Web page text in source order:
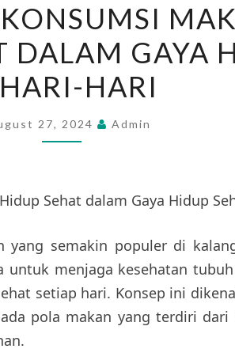
KONSUMSI
MAKANAN
HIDUP
SEHAT
DALAM
GAYA
HARI
DALAM GAYA
HARI
27, 2024 Admin
Sehat dalam Gaya Hidup
semakin populer di
untuk menjaga kesehatan
setiap hari. Konsep ini
pola makan yang terdiri